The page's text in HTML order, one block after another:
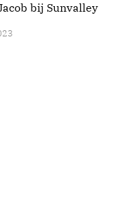
bij Sunvalley